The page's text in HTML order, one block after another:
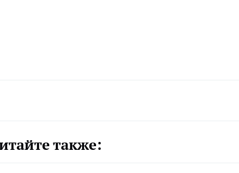
также: